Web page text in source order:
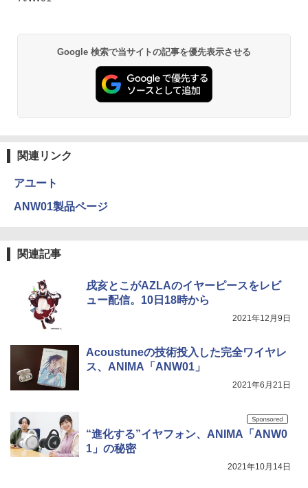
Google 検索で当サイトの記事を優先表示させる
関連リンク
アユート
ANW01製品ページ
関連記事
戌亥とこがAZLAのイヤーピースをレビ
ュー配信。10日18時から
2021年12月9日
Acoustuneの技術投入した完全ワイヤレ
ス、ANIMA「ANW01」
2021年6月21日
“進化する”イヤフォン、ANIMA「ANW0
1」の秘密
2021年10月14日